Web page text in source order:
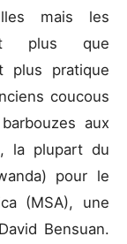
mais les
plus que
plus pratique
coucous
aux
la plupart du
pour le
(MSA), une
Bensuan.